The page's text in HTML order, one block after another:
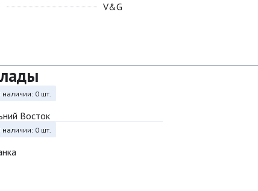
V&G
наличии: 0 шт.
Восток
наличии: 0 шт.